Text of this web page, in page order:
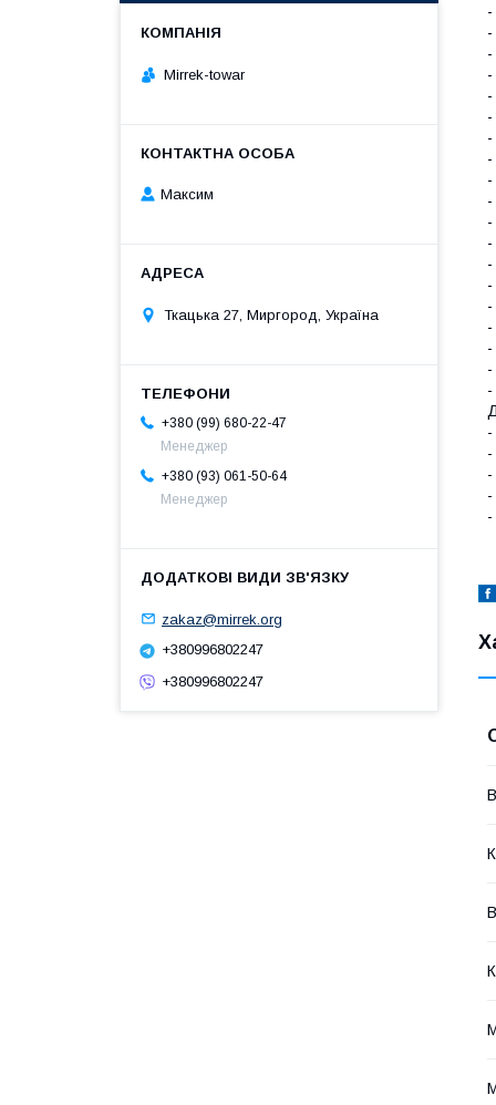
-
-
-
-
-
-
-
-
-
-
-
-
-
-
-
-
-
-
-
Mirrek-towar
Максим
Ткацька 27, Миргород, Україна
+380 (99) 680-22-47
Менеджер
+380 (93) 061-50-64
Менеджер
zakaz@mirrek.org
+380996802247
+380996802247